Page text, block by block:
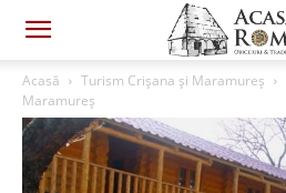
Acasă Turism Crișana și Maramureș
Maramureș